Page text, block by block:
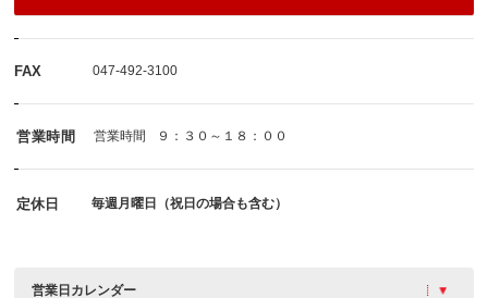
FAX 047-492-3100
営業時間 営業時間 ９：３０～１８：００
定休日 毎週月曜日（祝日の場合も含む）
営業日カレンダー